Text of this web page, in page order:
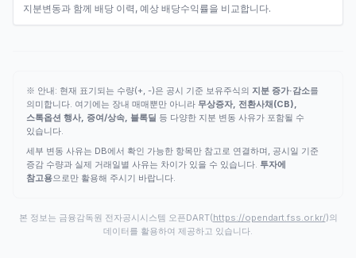
지분변동과 함께 배당 이력, 예상 배당수익률을 비교합니다.
※ 안내: 현재 표기되는 수량(+, -)은 공시 기준 보유주식의 지분 증가·감소를
의미합니다. 여기에는 장내 매매뿐만 아니라 무상증자, 전환사채(CB),
스톡옵션 행사, 증여/상속, 블록딜 등 다양한 지분 변동 사유가 포함될 수
있습니다.
세부 변동 사유는 DB에서 확인 가능한 항목만 참고로 연결하며, 공시일 기준
증감 수량과 실제 거래일별 사유는 차이가 있을 수 있습니다. 투자에
참고용으로만 활용해 주시기 바랍니다.
본 정보는 금융감독원 전자공시시스템 오픈DART(https://opendart.fss.or.kr/)의
데이터를 활용하여 제공하고 있습니다.